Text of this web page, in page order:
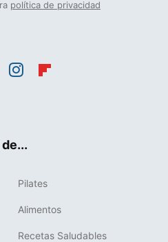
política de privacidad
Pilates
Alimentos
Recetas Saludables